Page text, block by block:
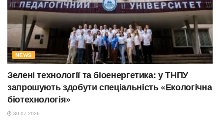
NEWS
Зелені технології та біоенергетика: у ТНПУ
запрошують здобути спеціальність «Екологічна
біотехнологія»
30.07.2026